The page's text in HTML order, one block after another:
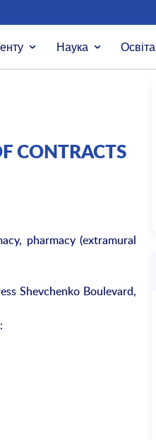
Наука Освіта
CONTRACTS
pharmacy (extramural
Shevchenko Boulevard,